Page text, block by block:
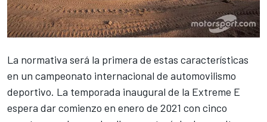
La normativa será la primera de estas características
en un campeonato internacional de automovilismo
deportivo. La temporada inaugural de la Extreme E
espera dar comienzo en enero de 2021 con cinco